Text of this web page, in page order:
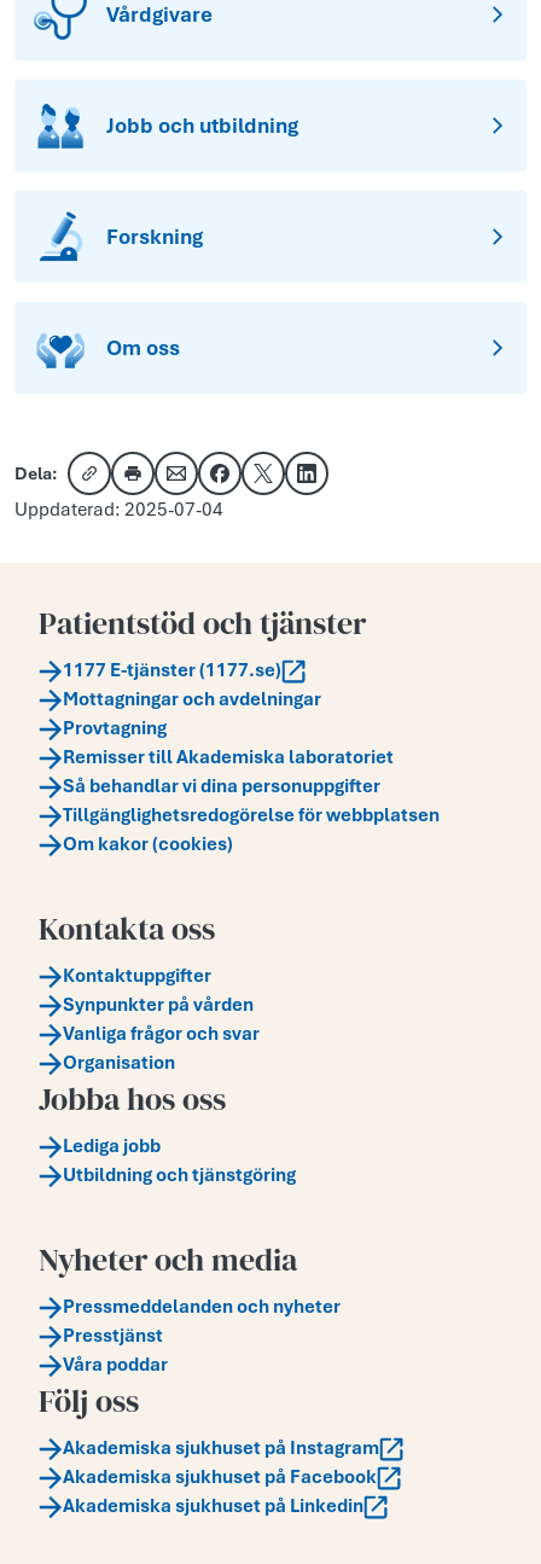
Vårdgivare
Jobb och utbildning
Forskning
Om oss
Dela:
Kopiera länk
Skriv utDela via e-post
Dela på Facebook
Dela på XDela på LinkedIn
Uppdaterad: 2025-07-04
Patientstöd och tjänster
1177 E-tjänster (1177.se)
Mottagningar och avdelningar
Provtagning
Remisser till Akademiska laboratoriet
Så behandlar vi dina personuppgifter
Tillgänglighetsredogörelse för webbplatsen
Om kakor (cookies)
Kontakta oss
Kontaktuppgifter
Synpunkter på vården
Vanliga frågor och svar
Organisation
Jobba hos oss
Lediga jobb
Utbildning och tjänstgöring
Nyheter och media
Pressmeddelanden och nyheter
Presstjänst
Våra poddar
Följ oss
Akademiska sjukhuset på Instagram
Akademiska sjukhuset på Facebook
Akademiska sjukhuset på Linkedin